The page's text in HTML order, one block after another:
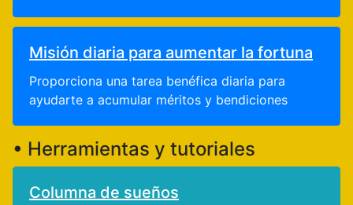
Misión diaria para aumentar la fortuna
Proporciona una tarea benéfica diaria para
ayudarte a acumular méritos y bendiciones
• Herramientas y tutoriales
Columna de sueños